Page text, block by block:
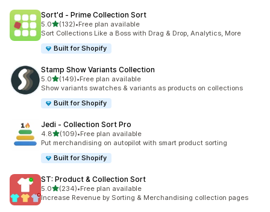
Sort'd ‑ Prime Collection Sort
5.0별 5개 중
(132)
총 리뷰 132개
•Free plan available
Sort Collections Like a Boss with Drag & Drop, Analytics, More
Built for Shopify
Stamp Show Variants Collection
5.0별 5개 중
(149)
총 리뷰 149개
•Free plan available
Show variants swatches & variants as products on collections
Built for Shopify
Jedi ‑ Collection Sort Pro
4.8별 5개 중
(109)
총 리뷰 109개
•Free plan available
Put merchandising on autopilot with smart product sorting
Built for Shopify
ST: Product & Collection Sort
5.0별 5개 중
(234)
총 리뷰 234개
•Free plan available
Increase Revenue by Sorting & Merchandising collection pages